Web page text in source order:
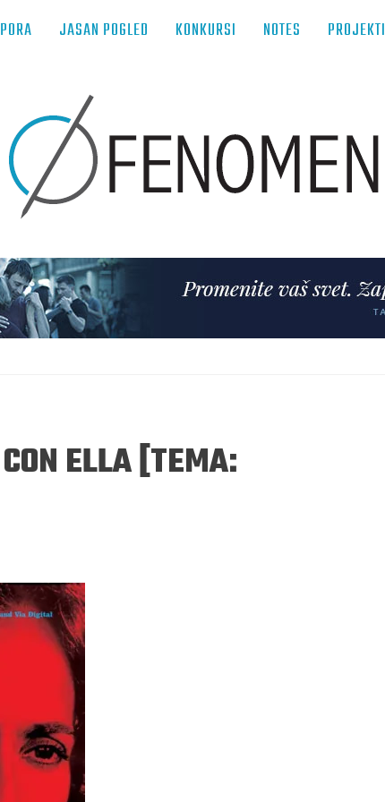
JASAN POGLED KONKURSI NOTES PROJEKTI
ELLA [TEMA:
JESENJIN
navikli na življenje pod
navikli smo da užižemo
ikonama, ali ne i pred
Podijelite na: